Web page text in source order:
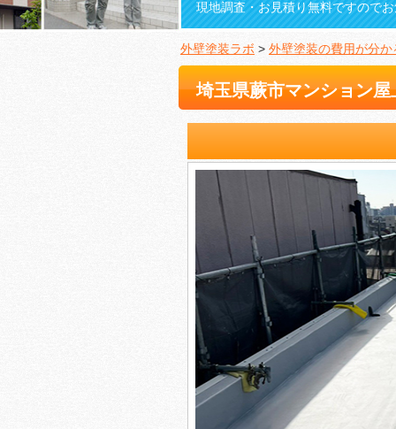
現地調査・お見積り無料ですので
外壁塗装ラボ > 外壁塗装の費用が分
埼玉県蕨市マンション